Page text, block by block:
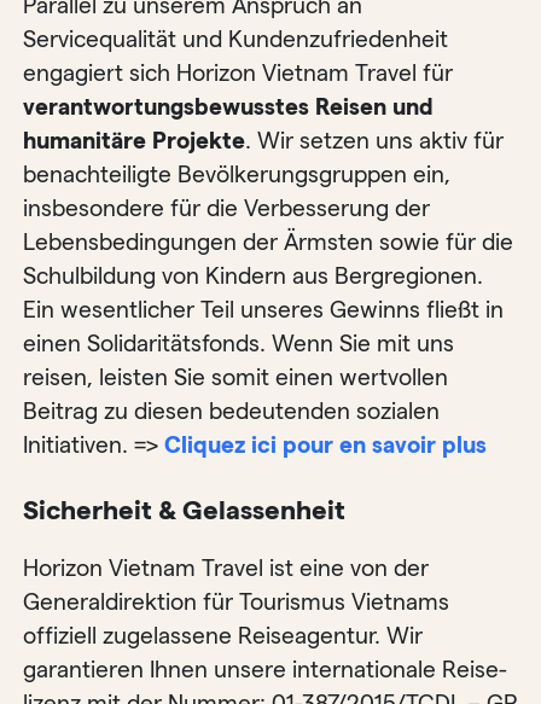
Servicequalität und Kundenzufriedenheit
engagiert sich Horizon Vietnam Travel für
verantwortungsbewusstes Reisen und
humanitäre Projekte. Wir setzen uns aktiv für
benachteiligte Bevölkerungsgruppen ein,
insbesondere für die Verbesserung der
Lebensbedingungen der Ärmsten sowie für die
Schulbildung von Kindern aus Bergregionen.
Ein wesentlicher Teil unseres Gewinns fließt in
einen Solidaritätsfonds. Wenn Sie mit uns
reisen, leisten Sie somit einen wertvollen
Beitrag zu diesen bedeutenden sozialen
Initiativen. =>Cliquez ici pour en savoir plus
Sicherheit & Gelassenheit
Horizon Vietnam Travel ist eine von der
Generaldirektion für Tourismus Vietnams
offiziell zugelassene Reiseagentur. Wir
garantieren Ihnen unsere internationale Reise­